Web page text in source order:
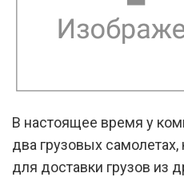
В настоящее время у
два грузовых самолетах,
для доставки грузов из